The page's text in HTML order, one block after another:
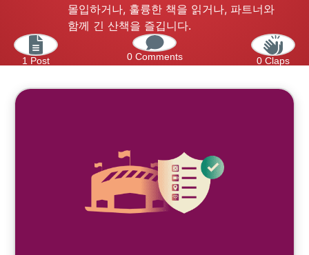
몰입하거나, 훌륭한 책을 읽거나, 파트너와
함께 긴 산책을 즐깁니다.
1 Post 0 Comments 0 Claps